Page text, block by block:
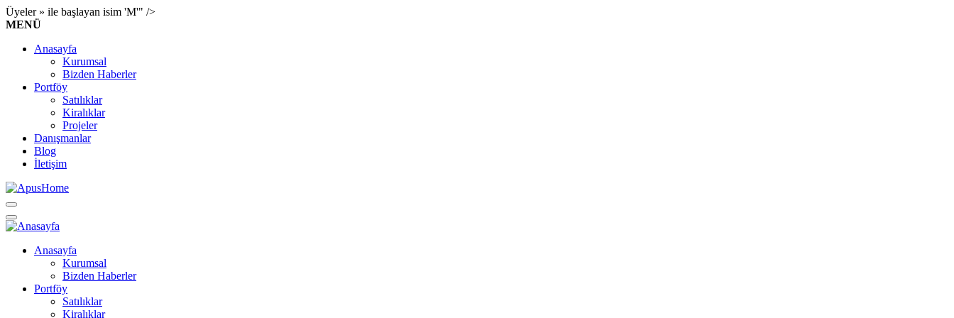
Üyeler » ile başlayan isim 'M'" />
MENÜ
Anasayfa
Kurumsal
Bizden Haberler
Portföy
Satılıklar
Kiralıklar
Projeler
Danışmanlar
Blog
İletişim
Anasayfa
Kurumsal
Bizden Haberler
Portföy
Satılıklar
Kiralıklar